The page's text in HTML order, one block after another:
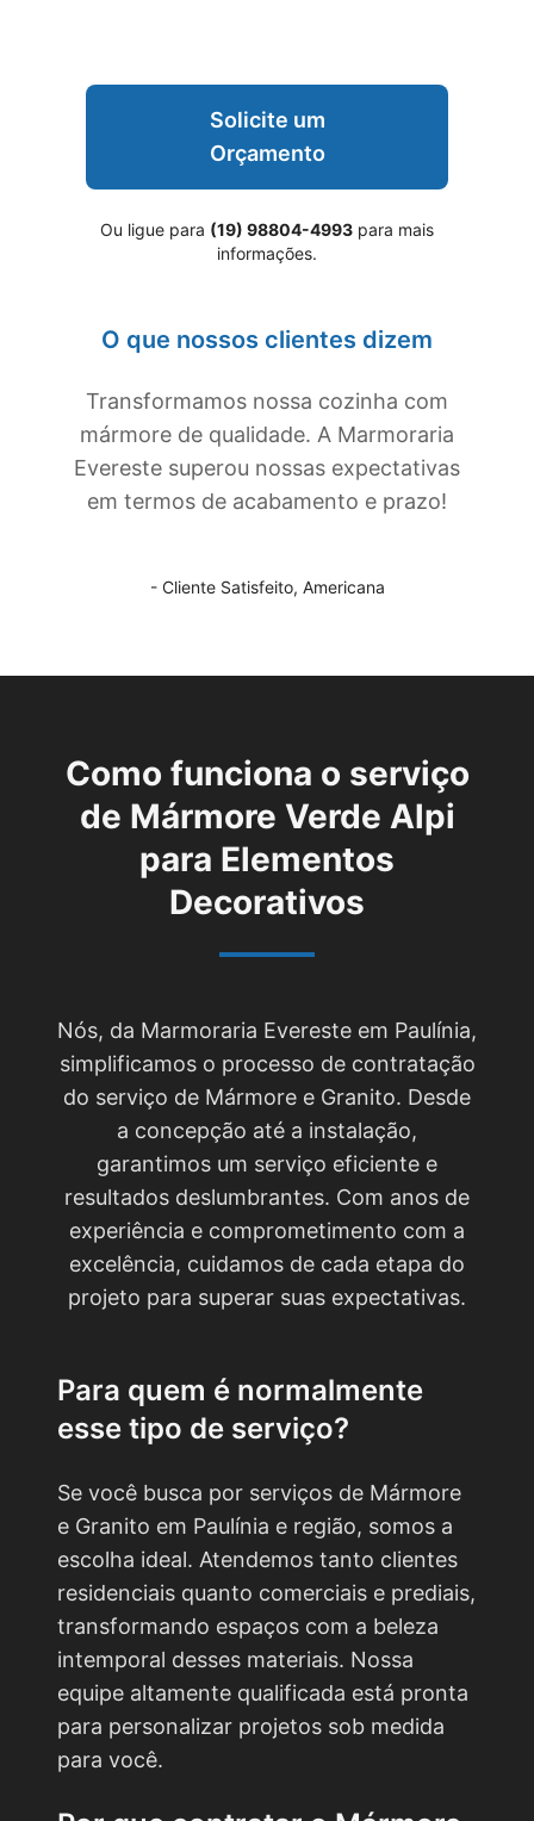
Solicite um
Orçamento
Ou ligue para (19) 98804-4993 para mais
informações.
O que nossos clientes dizem
Transformamos nossa cozinha com
mármore de qualidade. A Marmoraria
Evereste superou nossas expectativas
em termos de acabamento e prazo!
- Cliente Satisfeito, Americana
Como funciona o serviço
de Mármore Verde Alpi
para Elementos
Decorativos
Nós, da Marmoraria Evereste em Paulínia,
simplificamos o processo de contratação
do serviço de Mármore e Granito. Desde
a concepção até a instalação,
garantimos um serviço eficiente e
resultados deslumbrantes. Com anos de
experiência e comprometimento com a
excelência, cuidamos de cada etapa do
projeto para superar suas expectativas.
Para quem é normalmente
esse tipo de serviço?
Se você busca por serviços de Mármore
e Granito em Paulínia e região, somos a
escolha ideal. Atendemos tanto clientes
residenciais quanto comerciais e prediais,
transformando espaços com a beleza
intemporal desses materiais. Nossa
equipe altamente qualificada está pronta
para personalizar projetos sob medida
para você.